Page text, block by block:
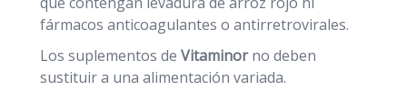
fármacos anticoagulantes o antirretrovirales.
Los suplementos de Vitaminorno deben
sustituir a una alimentación variada.